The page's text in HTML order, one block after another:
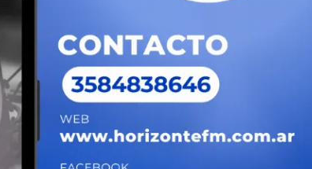
del delantero John
atacante Enner Valencia.
rendimiento defensivo,
palo” y el principal
pudo encontrar la forma
o el mencionado